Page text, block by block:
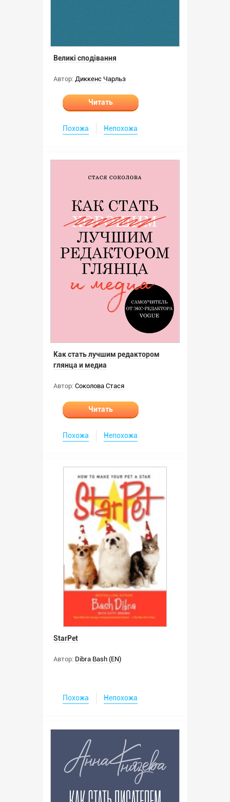
Великі сподівання
Автор: Диккенс Чарльз
Читать
Похожа Непохожа
Как стать лучшим редактором
глянца и медиа
Автор: Соколова Стася
Читать
Похожа Непохожа
StarPet
Автор: Dibra Bash (EN)
Похожа Непохожа